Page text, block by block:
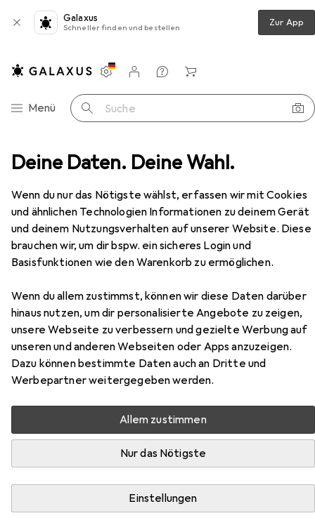
Deine Daten. Deine Wahl.
Wenn du nur das Nötigste wählst, erfassen wir mit Cookies
und ähnlichen Technologien Informationen zu deinem Gerät
und deinem Nutzungsverhalten auf unserer Website. Diese
brauchen wir, um dir bspw. ein sicheres Login und
Basisfunktionen wie den Warenkorb zu ermöglichen.
Wenn du allem zustimmst, können wir diese Daten darüber
hinaus nutzen, um dir personalisierte Angebote zu zeigen,
unsere Webseite zu verbessern und gezielte Werbung auf
unseren und anderen Webseiten oder Apps anzuzeigen.
Dazu können bestimmte Daten auch an Dritte und
Werbepartner weitergegeben werden.
Allem zustimmen
Nur das Nötigste
Einstellungen
Galaxus
Schneller finden und bestellen Zur App
Navigation nach Kategorien
Menü Suche
Einstellungen
Kundenkonto
Vergleichslisten
Merklisten
Warenkorb
Boots + Stiefel Pikolinos damen stiefeletten vigo
EUR
98,45
Pikolinosdamen stiefeletten vigo
Zubehör für Pikolinos damen
stiefeletten vigo
Hier findest du passendes Zubehör zum Produkt Pikolinos
damen stiefeletten vigo aus der Kategorie
Schuhpflegemittel.
Relevanz
Produktliste
EUR
13,80 276,–/1l